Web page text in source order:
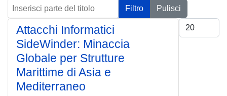
Inserisci parte del titolo Filtro
Pulisci
Visualizza #
Attacchi Informatici
SideWinder: Minaccia
Globale per Strutture
Marittime di Asia e
Mediterraneo